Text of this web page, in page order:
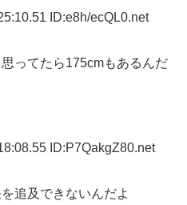
ID:e8h/ecQL0.net
ってたら175cmもあるんだ
ID:P7QakgZ80.net
追及できないんだよ